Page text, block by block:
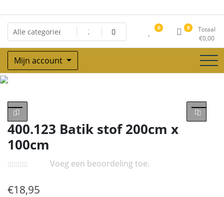
naar
de
inhoud
0 0
Totaal
€0,00
Mijn account
400.123 Batik stof 200cm x
100cm
Voeg een beoordeling toe.
€18,95